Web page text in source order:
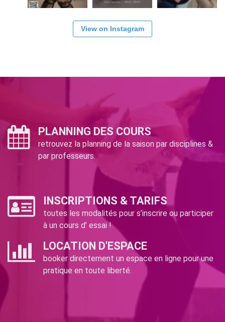
View on Instagram
PLANNING DES COURS
retrouvez la planning de la saison par disciplines &
par professeurs.
INSCRIPTIONS & TARIFS
toutes les modalités pour s’inscrire ou participer
à un cours d’ essai !
LOCATION D'ESPACE
booker directement un espace en ligne pour une
pratique en toute liberté.